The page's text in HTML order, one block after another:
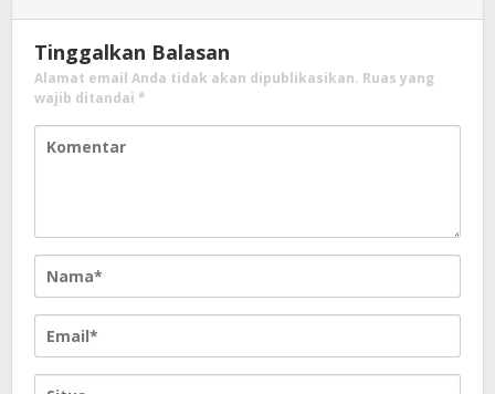
Tinggalkan Balasan
Alamat email Anda tidak akan dipublikasikan. Ruas yang
wajib ditandai *